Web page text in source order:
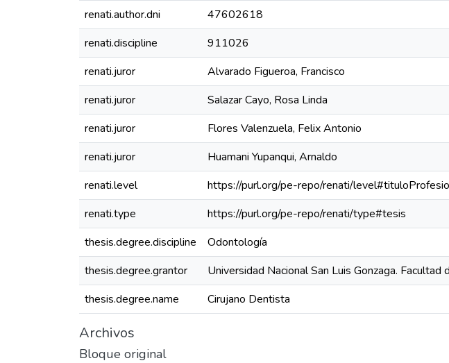
renati.author.dni
47602618
renati.discipline
911026
renati.juror
Alvarado Figueroa, Francisco
renati.juror
Salazar Cayo, Rosa Linda
renati.juror
Flores Valenzuela, Felix Antonio
renati.juror
Huamani Yupanqui, Arnaldo
renati.level
https://purl.org/pe-repo/renati/
renati.type
https://purl.org/pe-repo/renati/type#tesis
thesis.degree.discipline
Odontología
thesis.degree.grantor
Universidad Nacional San Luis Gonzaga. Facultad
thesis.degree.name
Cirujano Dentista
Archivos
Bloque original